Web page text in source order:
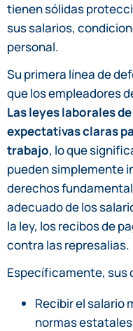
tienen sólidas
sus salarios,
personal.
Su primera línea de
que los empleadores
Las leyes laborales
expectativas claras
trabajo, lo que
pueden simplemente
derechos
adecuado de los
la ley, los recibos de
contra las represalias.
Específicamente, sus
Recibir el salario
normas estatales